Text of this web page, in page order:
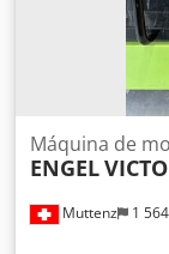
Muttenz 1
Máquina de
ENGEL